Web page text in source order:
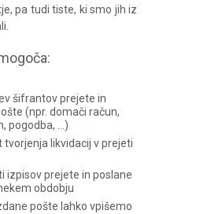
pa tudi tiste, ki smo jih iz
šifrantov prejete in
(npr. domači račun,
pogodba, ...)
tvorjenja likvidacij v prejeti
izpisov prejete in poslane
obdobju
pošte lahko vpišemo